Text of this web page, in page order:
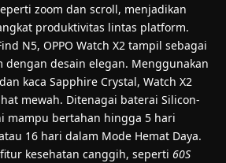
zoom dan scroll, menjadikan
produktivitas lintas platform.
N5, OPPO Watch X2 tampil sebagai
desain elegan. Menggunakan
kaca Sapphire Crystal, Watch X2
mewah. Ditenagai baterai Silicon-
mampu bertahan hingga 5 hari
16 hari dalam Mode Hemat Daya.
kesehatan canggih, seperti 60S